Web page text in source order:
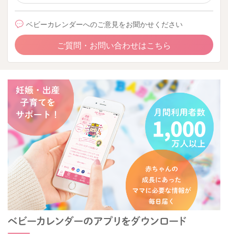
ベビーカレンダーへのご意見をお聞かせください
ご質問・お問い合わせはこちら